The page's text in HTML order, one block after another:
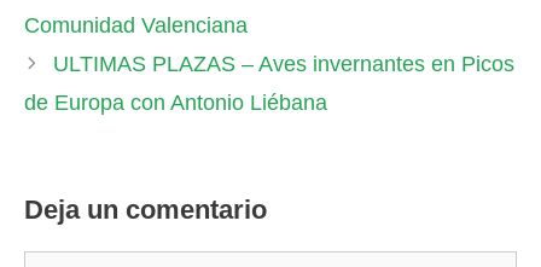
Comunidad Valenciana
ULTIMAS PLAZAS – Aves invernantes en Picos
de Europa con Antonio Liébana
Deja un comentario